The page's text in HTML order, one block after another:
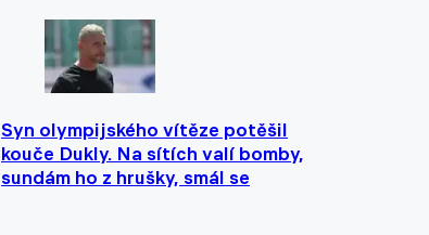
Syn olympijského vítěze potěšil
kouče Dukly. Na sítích valí bomby,
sundám ho z hrušky, smál se